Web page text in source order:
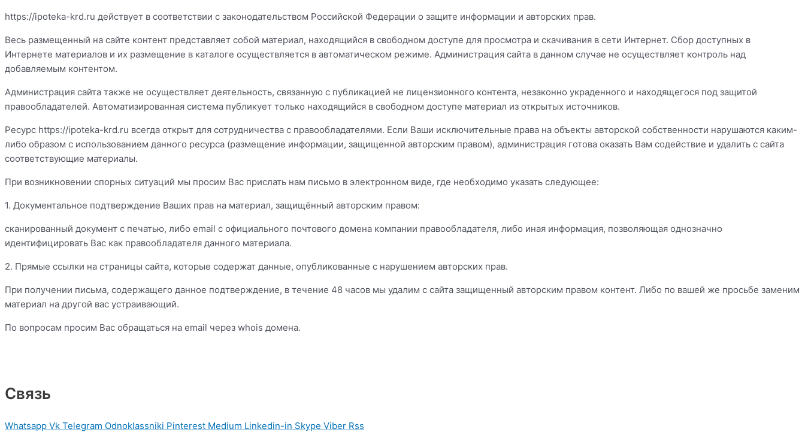
https://ipoteka-krd.ru действует в соответствии с законодательством Российской Федерации о защите информации и авторских прав.
Весь размещенный на сайте контент представляет собой материал, находящийся в свободном доступе для просмотра и скачивания в сети Интернет. Сбор доступных в
Интернете материалов и их размещение в каталоге осуществляется в автоматическом режиме. Администрация сайта в данном случае не осуществляет контроль над
добавляемым контентом.
Администрация сайта также не осуществляет деятельность, связанную с публикацией не лицензионного контента, незаконно украденного и находящегося под защитой
правообладателей. Автоматизированная система публикует только находящийся в свободном доступе материал из открытых источников.
Ресурс https://ipoteka-krd.ru всегда открыт для сотрудничества с правообладателями. Если Ваши исключительные права на объекты авторской собственности нарушаются каким-
либо образом с использованием данного ресурса (размещение информации, защищенной авторским правом), администрация готова оказать Вам содействие и удалить с сайта
соответствующие материалы.
При возникновении спорных ситуаций мы просим Вас прислать нам письмо в электронном виде, где необходимо указать следующее:
1. Документальное подтверждение Ваших прав на материал, защищённый авторским правом:
сканированный документ с печатью, либо email с официального почтового домена компании правообладателя, либо иная информация, позволяющая однозначно
идентифицировать Вас как правообладателя данного материала.
2. Прямые ссылки на страницы сайта, которые содержат данные, опубликованные с нарушением авторских прав.
При получении письма, содержащего данное подтверждение, в течение 48 часов мы удалим с сайта защищенный авторским правом контент. Либо по вашей же просьбе заменим
материал на другой вас устраивающий.
По вопросам просим Вас обращаться на email через whois домена.
Связь
Whatsapp Vk Telegram Odnoklassniki Pinterest Medium Linkedin-in Skype Viber Rss